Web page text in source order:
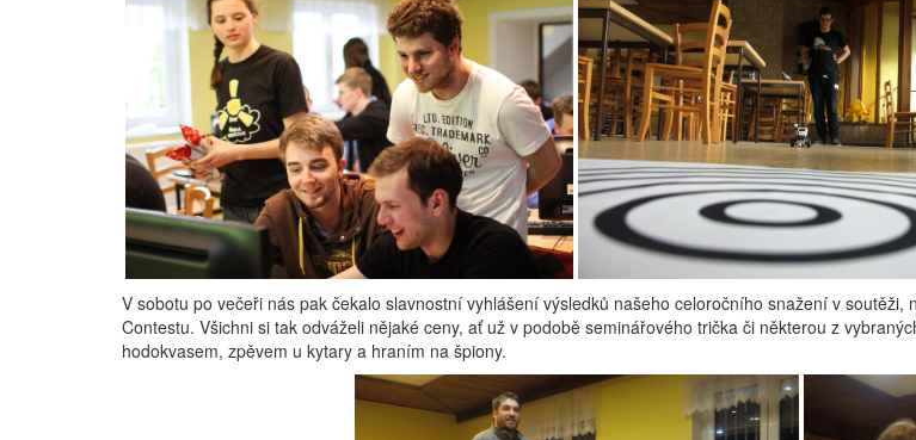
V sobotu po večeři nás pak čekalo slavnostní vyhlášení výsledků našeho celoročního snažení v
Contestu. Všichni si tak odváželi nějaké ceny, ať už v podobě seminářového trička či některou z
hodokvasem, zpěvem u kytary a hraním na špiony.